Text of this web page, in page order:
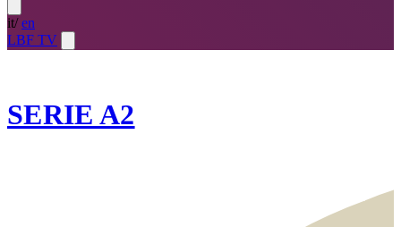
it/ en
LBF TV
SERIE A2